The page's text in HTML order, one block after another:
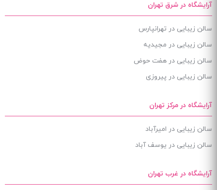
آرایشگاه در شرق تهران
سالن زیبایی در تهرانپارس
سالن زیبایی در مجیدیه
سالن زیبایی در هفت حوض
سالن زیبایی در پیروزی
آرایشگاه در مرکز تهران
سالن زیبایی در امیرآباد
سالن زیبایی در یوسف آباد
آرایشگاه در غرب تهران